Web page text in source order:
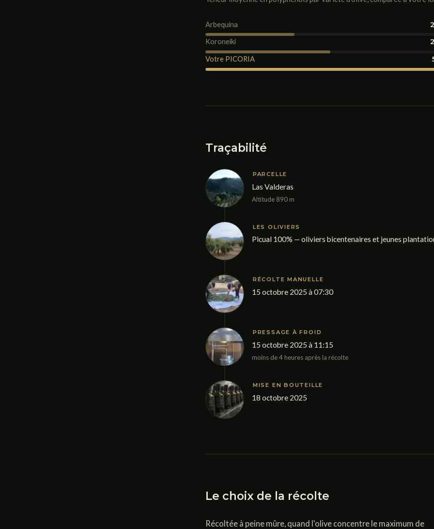
Arbequina
Koroneiki
Votre PICORIA
Traçabilité
PARCELLE
Las Valderas
Altitude 890 m
LES OLIVIERS
Picual 100% — oliviers bicentenaires et jeunes
RÉCOLTE MANUELLE
15 octobre 2025 à 07:30
PRESSAGE À FROID
15 octobre 2025 à 11:15
moins de 4 heures après la récolte
MISE EN BOUTEILLE
18 octobre 2025
Le choix de la récolte
Récoltée à peine mûre, quand l'olive concentre le maximum de